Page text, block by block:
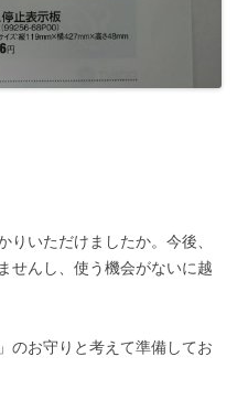
いただけましたか。今後、
せんし、使う機会がないに越
のお守りと考えて準備してお